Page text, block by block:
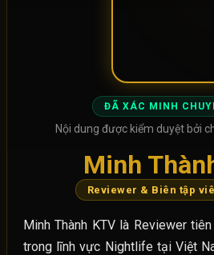
ĐÃ XÁC MINH
Nội dung được kiểm duyệt bởi
Minh
Reviewer & Biên tập
Minh Thành KTV là Reviewer
trong lĩnh vực Nightlife tại Việt